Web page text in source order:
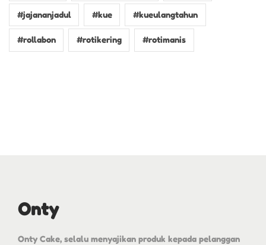
#jajananjadul #kue #kueulangtahun
#rollabon #rotikering #rotimanis
Onty
Onty Cake, selalu menyajikan produk kepada pelanggan